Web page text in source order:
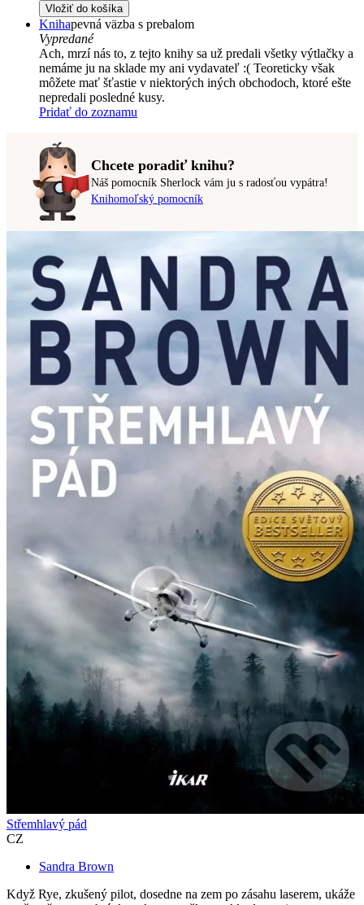
Vložiť do košíka
Knihapevná väzba s prebalom
Vypredané
Ach, mrzí nás to, z tejto knihy sa už predali všetky výtlačky a
nemáme ju na sklade my ani vydavateľ :( Teoreticky však
môžete mať šťastie v niektorých iných obchodoch, ktoré ešte
nepredali posledné kusy.
Pridať do zoznamu
Chcete poradiť knihu?
Náš pomocník Sherlock vám ju s radosťou vypátra!
Knihomoľský pomocník
Střemhlavý pád
CZ
Sandra Brown
Když Rye, zkušený pilot, dosedne na zem po zásahu laserem, ukáže